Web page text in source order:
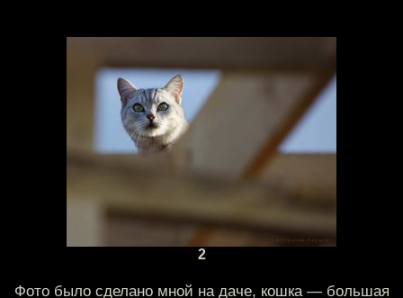
2
Фото было сделано мной на даче, кошка — большая